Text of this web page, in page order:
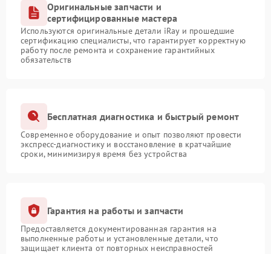
Оригинальные запчасти и
сертифицированные мастера
Используются оригинальные детали iRay и прошедшие
сертификацию специалисты, что гарантирует корректную
работу после ремонта и сохранение гарантийных
обязательств
Бесплатная диагностика и быстрый ремонт
Современное оборудование и опыт позволяют провести
экспресс-диагностику и восстановление в кратчайшие
сроки, минимизируя время без устройства
Гарантия на работы и запчасти
Предоставляется документированная гарантия на
выполненные работы и установленные детали, что
защищает клиента от повторных неисправностей